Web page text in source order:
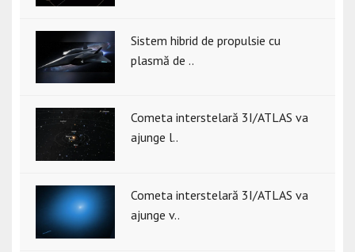
Sistem hibrid de propulsie cu
plasmă de ..
Cometa interstelară 3I/ATLAS va
ajunge l..
Cometa interstelară 3I/ATLAS va
ajunge v..